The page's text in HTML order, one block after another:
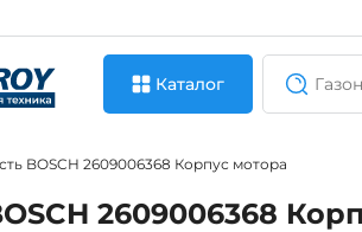
Каталог
BOSCH 2609006368 Корпус мотора
2609006368